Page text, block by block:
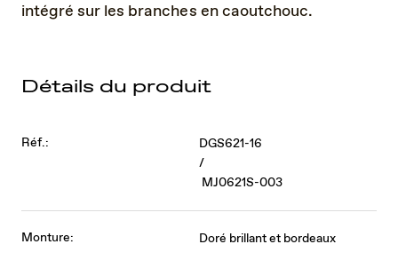
intégré sur les branches en caoutchouc.
Détails du produit
Réf.:
DGS621-16
/
MJ0621S-003
Monture: Doré brillant et bordeaux